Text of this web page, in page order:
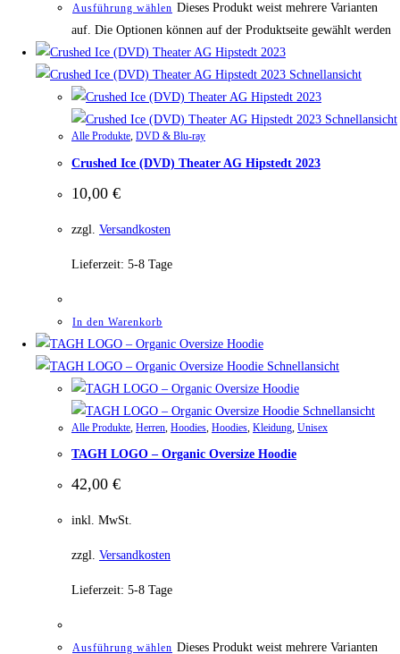
Ausführung wählen Dieses Produkt weist mehrere Varianten
auf. Die Optionen können auf der Produktseite gewählt werden
Schnellansicht
Schnellansicht
Alle Produkte, DVD & Blu-ray
Crushed Ice (DVD) Theater AG Hipstedt 2023
10,00 €
zzgl. Versandkosten
Lieferzeit: 5-8 Tage
In den Warenkorb
Schnellansicht
Schnellansicht
Alle Produkte Herren Hoodies Hoodies Kleidung Unisex
TAGH LOGO – Organic Oversize Hoodie
42,00 €
inkl. MwSt.
zzgl. Versandkosten
Lieferzeit: 5-8 Tage
Ausführung wählen Dieses Produkt weist mehrere Varianten